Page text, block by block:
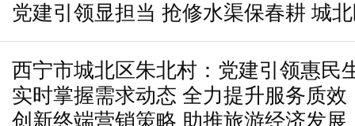
党建引领显担当 抢修水渠保春耕 城
力筑牢农田安全底线
西宁市城北区朱北村：党建引领惠民
实时掌握需求动态 全力提升服务质效
创新终端营销策略 助推旅游经济发展